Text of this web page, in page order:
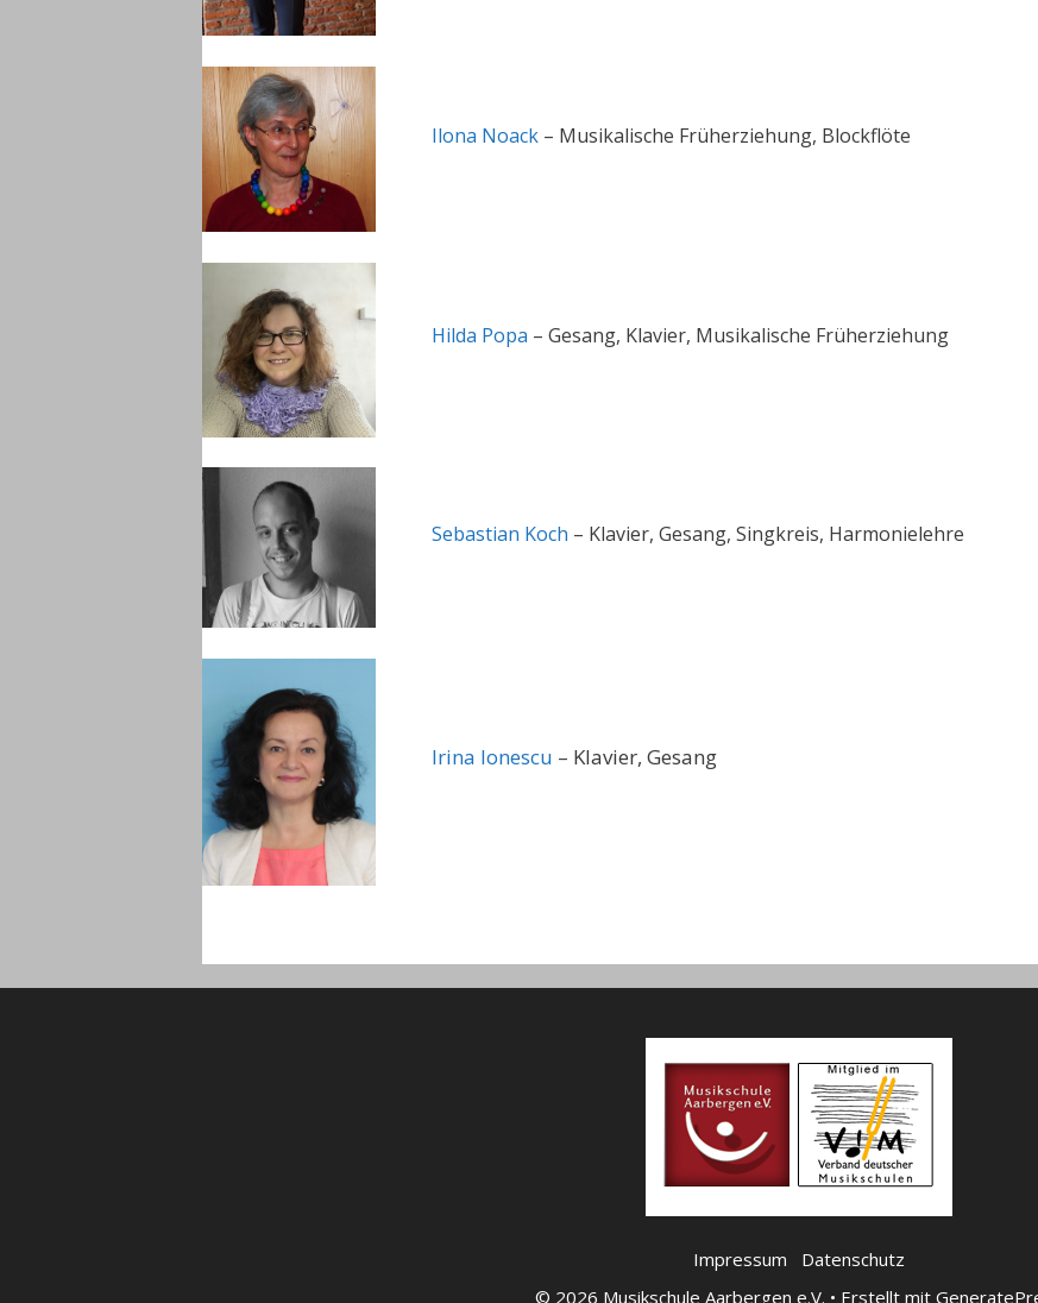
Ilona Noack – Musikalische Früherziehung, Blockflöte
Hilda Popa – Gesang, Klavier, Musikalische Früherziehung
Sebastian Koch – Klavier, Gesang, Singkreis, Harmonielehre
Irina Ionescu – Klavier, Gesang
Impressum
Datenschutz
© 2026 Musikschule Aarbergen e.V. • Erstellt mit